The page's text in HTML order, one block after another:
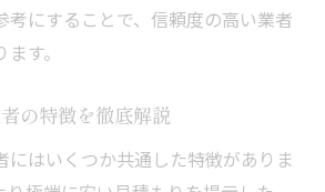
考にすることで、信頼度の高い業者
す。
の特徴を徹底解説
にはいくつか共通した特徴がありま